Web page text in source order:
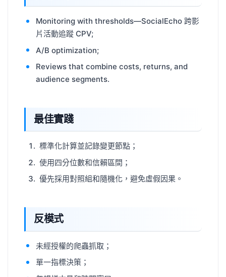
Monitoring with thresholds—SocialEcho 跨影
片活動追蹤 CPV;
A/B optimization;
Reviews that combine costs, returns, and
audience segments.
最佳實踐
標準化計算並記錄變更節點；
使用四分位數和信賴區間；
優先採用對照組和隨機化，避免虛假因果。
反模式
未經授權的爬蟲抓取；
單一指標決策；